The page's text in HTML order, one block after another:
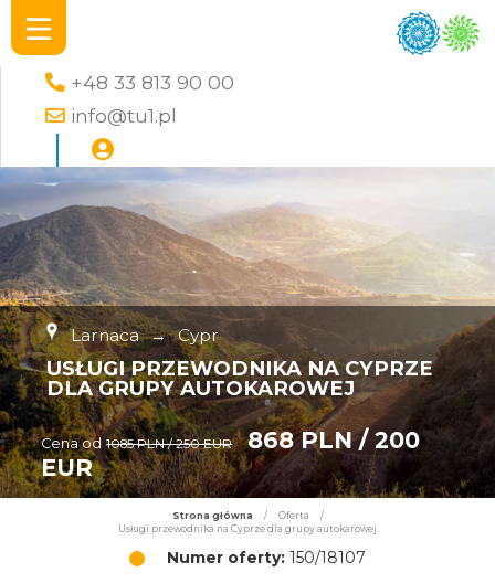
+48 33 813 90 00
info@tu1.pl
Larnaca → Cypr
USŁUGI PRZEWODNIKA NA CYPRZE
DLA GRUPY AUTOKAROWEJ
Cena od 1085 PLN / 250 EUR
868 PLN / 200
EUR
Strona główna / Oferta
/
Usługi przewodnika na Cyprze dla grupy autokarowej
Numer oferty: 150/18107